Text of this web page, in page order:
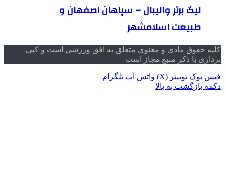
لیگ برتر والیبال – سپاهان اصفهان و
طبیعت اسلامشهر
کلیه حقوق مادی و معنوی متعلق به افق ورزشی است و کپی
برداری با ذکر منبع مجاز است
فیس بوک توییتر (X) واتس آپ تلگرام
دکمه بازگشت به بالا